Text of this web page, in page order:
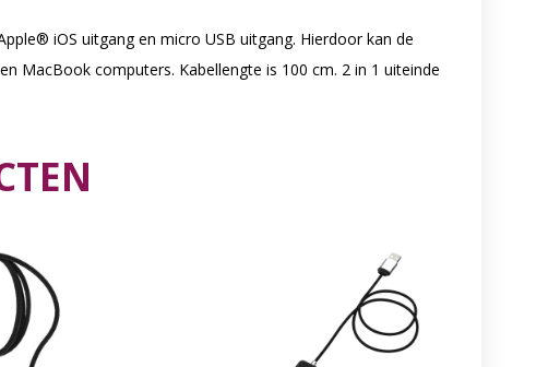
iOS uitgang en micro USB uitgang. Hierdoor kan de
MacBook computers. Kabellengte is 100 cm. 2 in 1 uiteinde